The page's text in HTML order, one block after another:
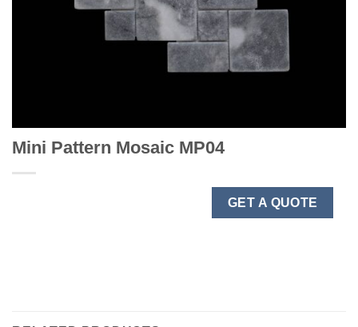
Mini Pattern Mosaic MP04
GET A QUOTE